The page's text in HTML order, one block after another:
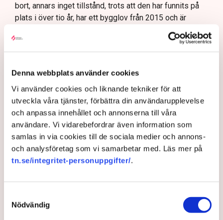
Denna webbplats använder cookies
Vi använder cookies och liknande tekniker för att
utveckla våra tjänster, förbättra din användarupplevelse
och anpassa innehållet och annonserna till våra
användare. Vi vidarebefordrar även information som
samlas in via cookies till de sociala medier och annons-
och analysföretag som vi samarbetar med. Läs mer på
tn.se/integritet-personuppgifter/.
Nödvändig
bort, annars inget tillstånd, trots att den har funnits på
plats i över tio år, har ett bygglov från 2015 och är
– Dessutom har jag ju haft den över uteserveringen de
nu?
AI-sammanfattning
Norrköpings nya riktlinjer stoppar Lindas Kulas
uteservering.
Kommunen kräver att restaurangens markis med
stödben tas bort.
Linda Nilsson beskriver situationen som
utpressning.
kommunikation.